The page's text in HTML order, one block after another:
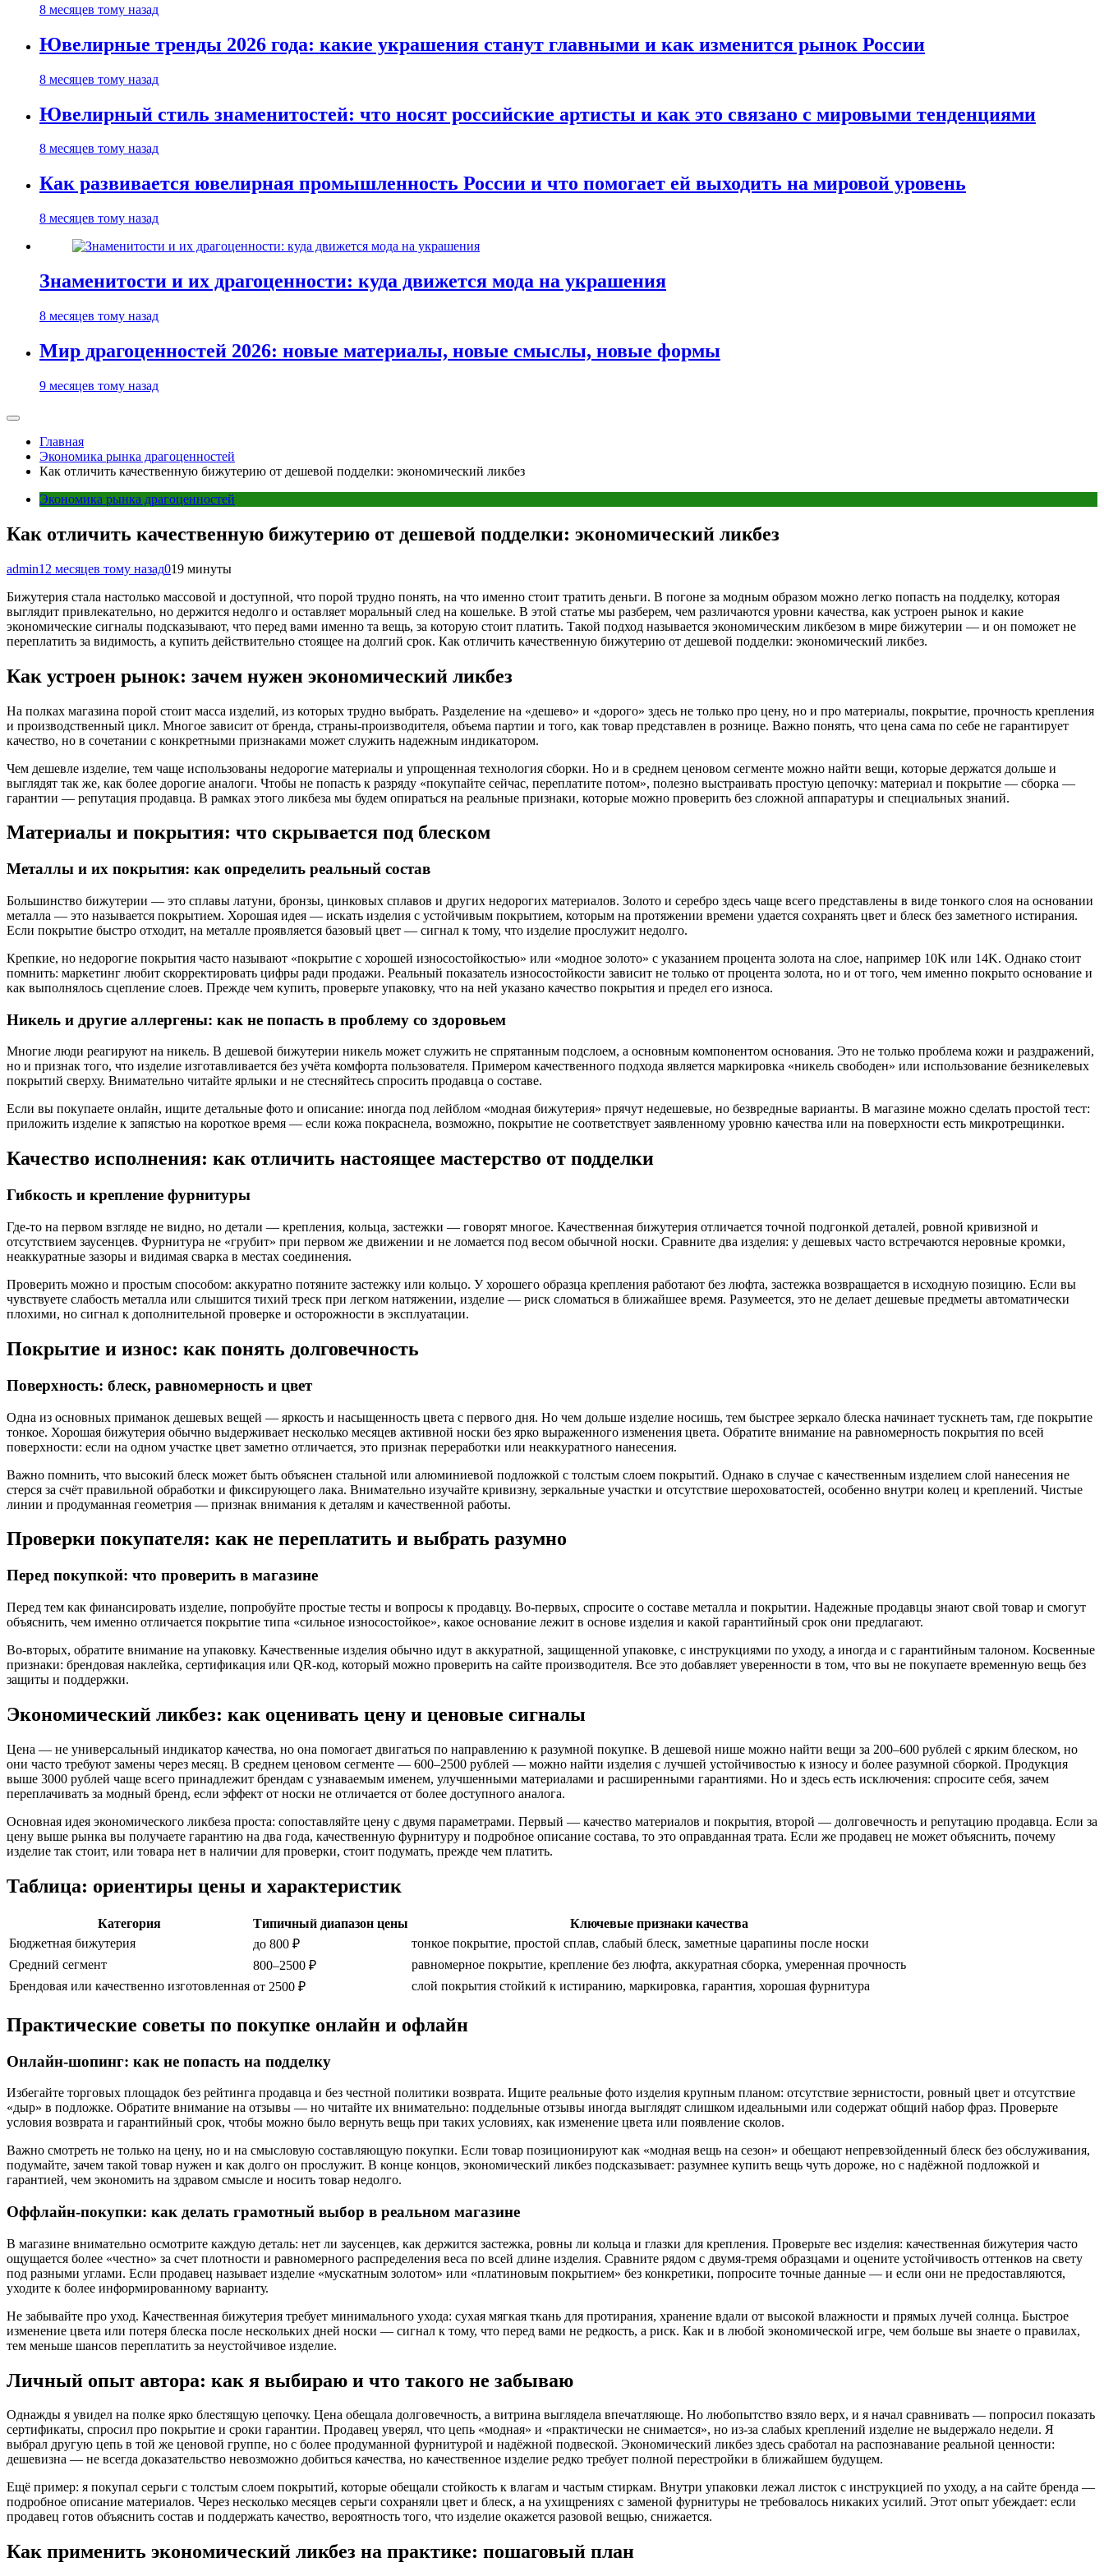
8 месяцев тому назад
Ювелирные тренды 2026 года: какие украшения станут главными и как изменится рынок России
8 месяцев тому назад
Ювелирный стиль знаменитостей: что носят российские артисты и как это связано с мировыми тенденциями
8 месяцев тому назад
Как развивается ювелирная промышленность России и что помогает ей выходить на мировой уровень
8 месяцев тому назад
Знаменитости и их драгоценности: куда движется мода на украшения
8 месяцев тому назад
Мир драгоценностей 2026: новые материалы, новые смыслы, новые формы
9 месяцев тому назад
Главная
Экономика рынка драгоценностей
Как отличить качественную бижутерию от дешевой подделки: экономический ликбез
Экономика рынка драгоценностей
Как отличить качественную бижутерию от дешевой подделки: экономический ликбез
admin12 месяцев тому назад019 минуты
Бижутерия стала настолько массовой и доступной, что порой трудно понять, на что именно стоит тратить деньги. В погоне за модным образом можно легко попасть на подделку, которая
выглядит привлекательно, но держится недолго и оставляет моральный след на кошельке. В этой статье мы разберем, чем различаются уровни качества, как устроен рынок и какие
экономические сигналы подсказывают, что перед вами именно та вещь, за которую стоит платить. Такой подход называется экономическим ликбезом в мире бижутерии — и он поможет не
переплатить за видимость, а купить действительно стоящее на долгий срок. Как отличить качественную бижутерию от дешевой подделки: экономический ликбез.
Как устроен рынок: зачем нужен экономический ликбез
На полках магазина порой стоит масса изделий, из которых трудно выбрать. Разделение на «дешево» и «дорого» здесь не только про цену, но и про материалы, покрытие, прочность крепления
и производственный цикл. Многое зависит от бренда, страны-производителя, объема партии и того, как товар представлен в рознице. Важно понять, что цена сама по себе не гарантирует
качество, но в сочетании с конкретными признаками может служить надежным индикатором.
Чем дешевле изделие, тем чаще использованы недорогие материалы и упрощенная технология сборки. Но и в среднем ценовом сегменте можно найти вещи, которые держатся дольше и
выглядят так же, как более дорогие аналоги. Чтобы не попасть к разряду «покупайте сейчас, переплатите потом», полезно выстраивать простую цепочку: материал и покрытие — сборка —
гарантии — репутация продавца. В рамках этого ликбеза мы будем опираться на реальные признаки, которые можно проверить без сложной аппаратуры и специальных знаний.
Материалы и покрытия: что скрывается под блеском
Металлы и их покрытия: как определить реальный состав
Большинство бижутерии — это сплавы латуни, бронзы, цинковых сплавов и других недорогих материалов. Золото и серебро здесь чаще всего представлены в виде тонкого слоя на основании
металла — это называется покрытием. Хорошая идея — искать изделия с устойчивым покрытием, которым на протяжении времени удается сохранять цвет и блеск без заметного истирания.
Если покрытие быстро отходит, на металле проявляется базовый цвет — сигнал к тому, что изделие прослужит недолго.
Крепкие, но недорогие покрытия часто называют «покрытие с хорошей износостойкостью» или «модное золото» с указанием процента золота на слое, например 10K или 14K. Однако стоит
помнить: маркетинг любит скорректировать цифры ради продажи. Реальный показатель износостойкости зависит не только от процента золота, но и от того, чем именно покрыто основание и
как выполнялось сцепление слоев. Прежде чем купить, проверьте упаковку, что на ней указано качество покрытия и предел его износа.
Никель и другие аллергены: как не попасть в проблему со здоровьем
Многие люди реагируют на никель. В дешевой бижутерии никель может служить не спрятанным подслоем, а основным компонентом основания. Это не только проблема кожи и раздражений,
но и признак того, что изделие изготавливается без учёта комфорта пользователя. Примером качественного подхода является маркировка «никель свободен» или использование безникелевых
покрытий сверху. Внимательно читайте ярлыки и не стесняйтесь спросить продавца о составе.
Если вы покупаете онлайн, ищите детальные фото и описание: иногда под лейблом «модная бижутерия» прячут недешевые, но безвредные варианты. В магазине можно сделать простой тест:
приложить изделие к запястью на короткое время — если кожа покраснела, возможно, покрытие не соответствует заявленному уровню качества или на поверхности есть микротрещинки.
Качество исполнения: как отличить настоящее мастерство от подделки
Гибкость и крепление фурнитуры
Где-то на первом взгляде не видно, но детали — крепления, кольца, застежки — говорят многое. Качественная бижутерия отличается точной подгонкой деталей, ровной кривизной и
отсутствием заусенцев. Фурнитура не «грубит» при первом же движении и не ломается под весом обычной носки. Сравните два изделия: у дешевых часто встречаются неровные кромки,
неаккуратные зазоры и видимая сварка в местах соединения.
Проверить можно и простым способом: аккуратно потяните застежку или кольцо. У хорошего образца крепления работают без люфта, застежка возвращается в исходную позицию. Если вы
чувствуете слабость металла или слышится тихий треск при легком натяжении, изделие — риск сломаться в ближайшее время. Разумеется, это не делает дешевые предметы автоматически
плохими, но сигнал к дополнительной проверке и осторожности в эксплуатации.
Покрытие и износ: как понять долговечность
Поверхность: блеск, равномерность и цвет
Одна из основных приманок дешевых вещей — яркость и насыщенность цвета с первого дня. Но чем дольше изделие носишь, тем быстрее зеркало блеска начинает тускнеть там, где покрытие
тонкое. Хорошая бижутерия обычно выдерживает несколько месяцев активной носки без ярко выраженного изменения цвета. Обратите внимание на равномерность покрытия по всей
поверхности: если на одном участке цвет заметно отличается, это признак переработки или неаккуратного нанесения.
Важно помнить, что высокий блеск может быть объяснен стальной или алюминиевой подложкой с толстым слоем покрытий. Однако в случае с качественным изделием слой нанесения не
стерся за счёт правильной обработки и фиксирующего лака. Внимательно изучайте кривизну, зеркальные участки и отсутствие шероховатостей, особенно внутри колец и креплений. Чистые
линии и продуманная геометрия — признак внимания к деталям и качественной работы.
Проверки покупателя: как не переплатить и выбрать разумно
Перед покупкой: что проверить в магазине
Перед тем как финансировать изделие, попробуйте простые тесты и вопросы к продавцу. Во-первых, спросите о составе металла и покрытии. Надежные продавцы знают свой товар и смогут
объяснить, чем именно отличается покрытие типа «сильное износостойкое», какое основание лежит в основе изделия и какой гарантийный срок они предлагают.
Во-вторых, обратите внимание на упаковку. Качественные изделия обычно идут в аккуратной, защищенной упаковке, с инструкциями по уходу, а иногда и с гарантийным талоном. Косвенные
признаки: брендовая наклейка, сертификация или QR-код, который можно проверить на сайте производителя. Все это добавляет уверенности в том, что вы не покупаете временную вещь без
защиты и поддержки.
Экономический ликбез: как оценивать цену и ценовые сигналы
Цена — не универсальный индикатор качества, но она помогает двигаться по направлению к разумной покупке. В дешевой нише можно найти вещи за 200–600 рублей с ярким блеском, но
они часто требуют замены через месяц. В среднем ценовом сегменте — 600–2500 рублей — можно найти изделия с лучшей устойчивостью к износу и более разумной сборкой. Продукция
выше 3000 рублей чаще всего принадлежит брендам с узнаваемым именем, улучшенными материалами и расширенными гарантиями. Но и здесь есть исключения: спросите себя, зачем
переплачивать за модный бренд, если эффект от носки не отличается от более доступного аналога.
Основная идея экономического ликбеза проста: сопоставляйте цену с двумя параметрами. Первый — качество материалов и покрытия, второй — долговечность и репутацию продавца. Если за
цену выше рынка вы получаете гарантию на два года, качественную фурнитуру и подробное описание состава, то это оправданная трата. Если же продавец не может объяснить, почему
изделие так стоит, или товара нет в наличии для проверки, стоит подумать, прежде чем платить.
Таблица: ориентиры цены и характеристик
Категория Типичный диапазон цены
Ключевые признаки качества
Бюджетная бижутерия
до 800 ₽
тонкое покрытие, простой сплав, слабый блеск, заметные царапины после носки
Средний сегмент
800–2500 ₽
равномерное покрытие, крепление без люфта, аккуратная сборка, умеренная прочность
Брендовая или качественно изготовленная от 2500 ₽ слой покрытия стойкий к истиранию, маркировка, гарантия, хорошая фурнитура
Практические советы по покупке онлайн и офлайн
Онлайн-шопинг: как не попасть на подделку
Избегайте торговых площадок без рейтинга продавца и без честной политики возврата. Ищите реальные фото изделия крупным планом: отсутствие зернистости, ровный цвет и отсутствие
«дыр» в подложке. Обратите внимание на отзывы — но читайте их внимательно: поддельные отзывы иногда выглядят слишком идеальными или содержат общий набор фраз. Проверьте
условия возврата и гарантийный срок, чтобы можно было вернуть вещь при таких условиях, как изменение цвета или появление сколов.
Важно смотреть не только на цену, но и на смысловую составляющую покупки. Если товар позиционируют как «модная вещь на сезон» и обещают непревзойденный блеск без обслуживания,
подумайте, зачем такой товар нужен и как долго он прослужит. В конце концов, экономический ликбез подсказывает: разумнее купить вещь чуть дороже, но с надёжной подложкой и
гарантией, чем экономить на здравом смысле и носить товар недолго.
Оффлайн-покупки: как делать грамотный выбор в реальном магазине
В магазине внимательно осмотрите каждую деталь: нет ли заусенцев, как держится застежка, ровны ли кольца и глазки для крепления. Проверьте вес изделия: качественная бижутерия часто
ощущается более «честно» за счет плотности и равномерного распределения веса по всей длине изделия. Сравните рядом с двумя-тремя образцами и оцените устойчивость оттенков на свету
под разными углами. Если продавец называет изделие «мускатным золотом» или «платиновым покрытием» без конкретики, попросите точные данные — и если они не предоставляются,
уходите к более информированному варианту.
Не забывайте про уход. Качественная бижутерия требует минимального ухода: сухая мягкая ткань для протирания, хранение вдали от высокой влажности и прямых лучей солнца. Быстрое
изменение цвета или потеря блеска после нескольких дней носки — сигнал к тому, что перед вами не редкость, а риск. Как и в любой экономической игре, чем больше вы знаете о правилах,
тем меньше шансов переплатить за неустойчивое изделие.
Личный опыт автора: как я выбираю и что такого не забываю
Однажды я увидел на полке ярко блестящую цепочку. Цена обещала долговечность, а витрина выглядела впечатляюще. Но любопытство взяло верх, и я начал сравнивать — попросил показать
сертификаты, спросил про покрытие и сроки гарантии. Продавец уверял, что цепь «модная» и «практически не снимается», но из-за слабых креплений изделие не выдержало недели. Я
выбрал другую цепь в той же ценовой группе, но с более продуманной фурнитурой и надёжной подвеской. Экономический ликбез здесь сработал на распознавание реальной ценности:
дешевизна — не всегда доказательство невозможно добиться качества, но качественное изделие редко требует полной перестройки в ближайшем будущем.
Ещё пример: я покупал серьги с толстым слоем покрытий, которые обещали стойкость к влагам и частым стиркам. Внутри упаковки лежал листок с инструкцией по уходу, а на сайте бренда —
подробное описание материалов. Через несколько месяцев серьги сохраняли цвет и блеск, а на ухищрениях с заменой фурнитуры не требовалось никаких усилий. Этот опыт убеждает: если
продавец готов объяснить состав и поддержать качество, вероятность того, что изделие окажется разовой вещью, снижается.
Как применить экономический ликбез на практике: пошаговый план